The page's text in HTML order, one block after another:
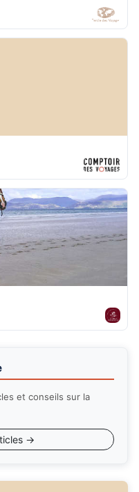
et conseils sur la
→